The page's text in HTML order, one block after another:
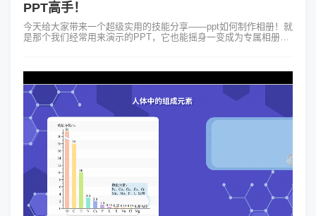
PPT高手！
今天给大家带来一个超级实用的技能分享——ppt如何制作相册！就
是那个我们经常用来演示的PPT，它也能摇身一变成为专属相册制